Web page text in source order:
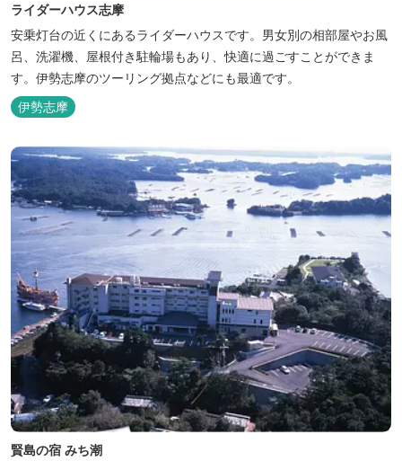
ライダーハウス志摩
安乗灯台の近くにあるライダーハウスです。男女別の相部屋やお風
呂、洗濯機、屋根付き駐輪場もあり、快適に過ごすことができま
す。伊勢志摩のツーリング拠点などにも最適です。
伊勢志摩
賢島の宿 みち潮